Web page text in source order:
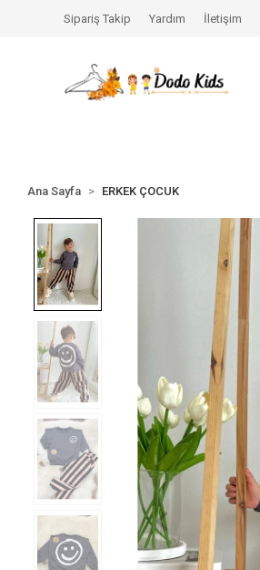
SEZON SONU %70’e
Sipariş Takip Yardım İletişim
Ana Sayfa ERKEK ÇOCUK